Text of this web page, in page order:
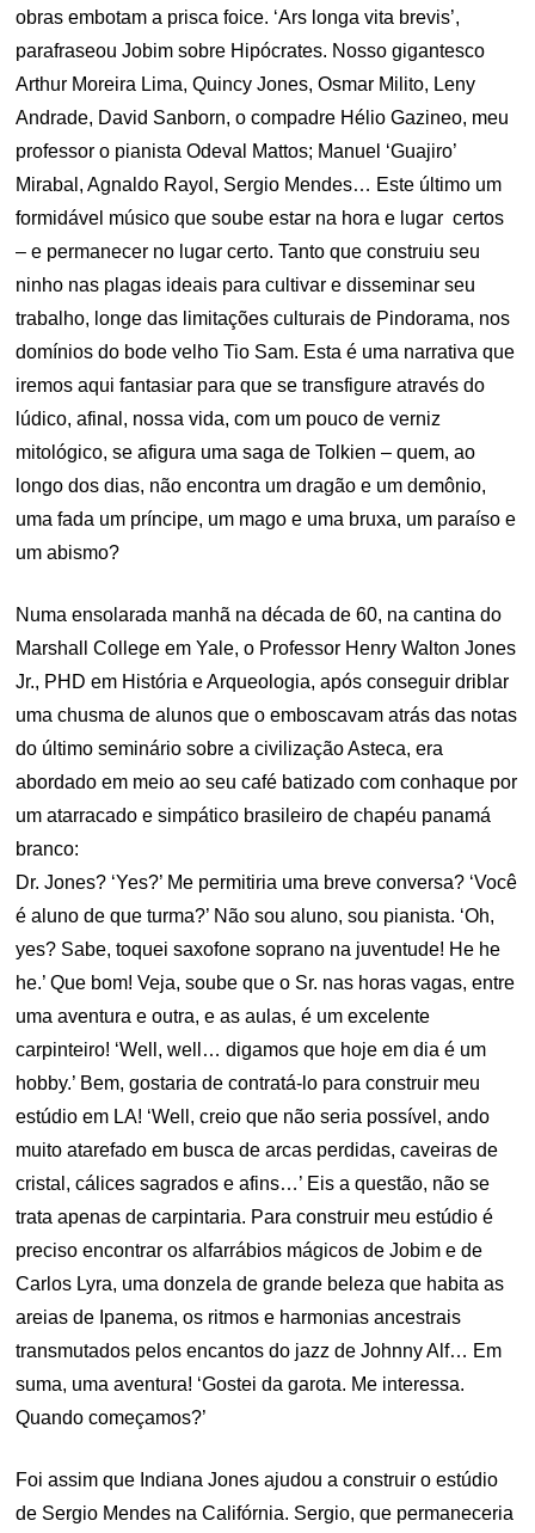
obras embotam a prisca foice. ‘Ars longa vita brevis’,
parafraseou Jobim sobre Hipócrates. Nosso gigantesco
Arthur Moreira Lima, Quincy Jones, Osmar Milito, Leny
Andrade, David Sanborn, o compadre Hélio Gazineo, meu
professor o pianista Odeval Mattos; Manuel ‘Guajiro’
Mirabal, Agnaldo Rayol, Sergio Mendes… Este último um
formidável músico que soube estar na hora e lugar certos
– e permanecer no lugar certo. Tanto que construiu seu
ninho nas plagas ideais para cultivar e disseminar seu
trabalho, longe das limitações culturais de Pindorama, nos
domínios do bode velho Tio Sam. Esta é uma narrativa que
iremos aqui fantasiar para que se transfigure através do
lúdico, afinal, nossa vida, com um pouco de verniz
mitológico, se afigura uma saga de Tolkien – quem, ao
longo dos dias, não encontra um dragão e um demônio,
uma fada um príncipe, um mago e uma bruxa, um paraíso e
um abismo?
Numa ensolarada manhã na década de 60, na cantina do
Marshall College em Yale, o Professor Henry Walton Jones
Jr., PHD em História e Arqueologia, após conseguir driblar
uma chusma de alunos que o emboscavam atrás das notas
do último seminário sobre a civilização Asteca, era
abordado em meio ao seu café batizado com conhaque por
um atarracado e simpático brasileiro de chapéu panamá
branco:
Dr. Jones? ‘Yes?’ Me permitiria uma breve conversa? ‘Você
é aluno de que turma?’ Não sou aluno, sou pianista. ‘Oh,
yes? Sabe, toquei saxofone soprano na juventude! He he
he.’ Que bom! Veja, soube que o Sr. nas horas vagas, entre
uma aventura e outra, e as aulas, é um excelente
carpinteiro! ‘Well, well… digamos que hoje em dia é um
hobby.’ Bem, gostaria de contratá-lo para construir meu
estúdio em LA! ‘Well, creio que não seria possível, ando
muito atarefado em busca de arcas perdidas, caveiras de
cristal, cálices sagrados e afins…’ Eis a questão, não se
trata apenas de carpintaria. Para construir meu estúdio é
preciso encontrar os alfarrábios mágicos de Jobim e de
Carlos Lyra, uma donzela de grande beleza que habita as
areias de Ipanema, os ritmos e harmonias ancestrais
transmutados pelos encantos do jazz de Johnny Alf… Em
suma, uma aventura! ‘Gostei da garota. Me interessa.
Quando começamos?’
Foi assim que Indiana Jones ajudou a construir o estúdio
de Sergio Mendes na Califórnia. Sergio, que permaneceria